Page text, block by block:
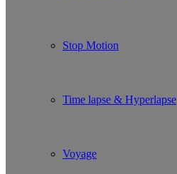
Stop Motion
Time lapse & Hyperlapse
Voyage